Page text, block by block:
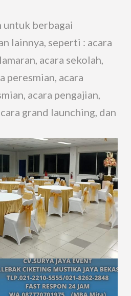
untuk berbagai
lainnya, seperti : acara
acara sekolah,
peresmian, acara
acara pengajian,
grand launching, dan